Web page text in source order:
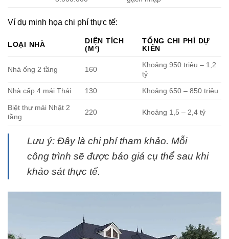
Ví dụ minh họa chi phí thực tế:
LOẠI NHÀ
DIỆN TÍCH
(M²)
TỔNG CHI PHÍ DỰ
KIẾN
Nhà ống 2 tầng 160
Khoảng 950 triệu – 1,2
tỷ
Nhà cấp 4 mái Thái 130 Khoảng 650 – 850 triệu
Biệt thự mái Nhật 2
tầng
220 Khoảng 1,5 – 2,4 tỷ
Lưu ý: Đây là chi phí tham khảo. Mỗi
công trình sẽ được báo giá cụ thể sau khi
khảo sát thực tế.